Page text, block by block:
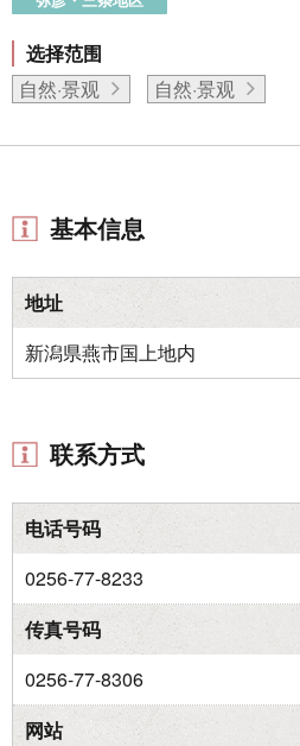
选择范围
自然·景观
自然·景观
基本信息
地址
新潟県燕市国上地内
联系方式
电话号码
0256-77-8233
传真号码
0256-77-8306
网站